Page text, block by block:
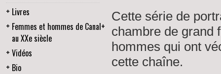
Livres
Femmes et hommes de Canal+
au XXe siècle
Vidéos
Bio
Cette série de
chambre de grand
hommes qui ont
cette chaîne.